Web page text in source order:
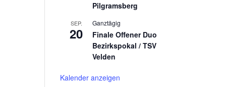
Pilgramsberg
SEP.
20
Ganztägig
Finale Offener Duo
Bezirkspokal / TSV
Velden
Kalender anzeigen